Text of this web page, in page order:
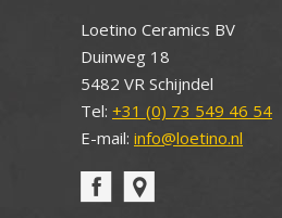
Loetino Ceramics BV
Duinweg 18
5482 VR Schijndel
Tel: +31 (0) 73 549 46 54
E-mail: info@loetino.nl